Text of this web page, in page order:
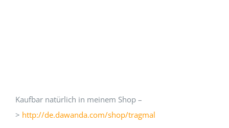
Kaufbar natürlich in meinem Shop –
> http://de.dawanda.com/shop/tragmal